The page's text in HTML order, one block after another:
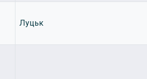
Луцьк